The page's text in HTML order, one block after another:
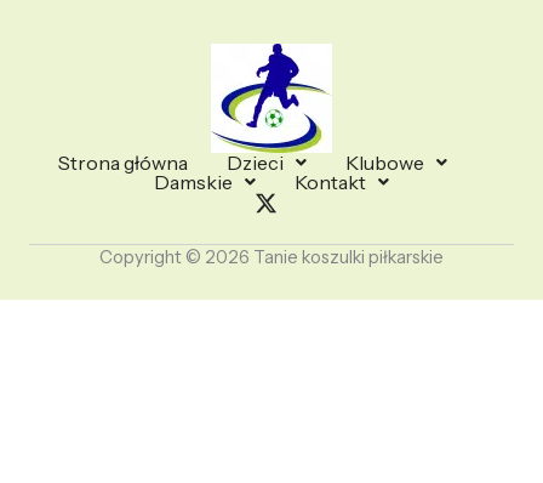
Strona główna Dzieci
Klubowe
Damskie
Kontakt
Copyright © 2026 Tanie koszulki piłkarskie